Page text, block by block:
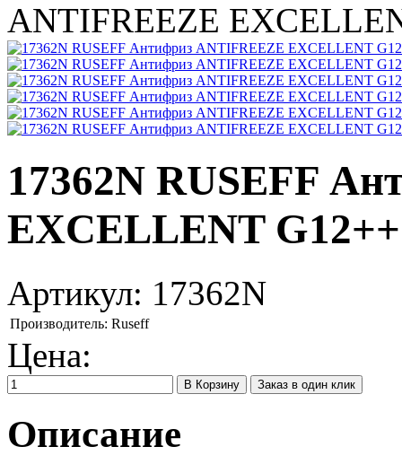
ANTIFREEZE
17362N RUSEFF
EXCELLENT
Артикул: 17362N
Производитель: Ruseff
Цена:
Заказ в один клик
Описание